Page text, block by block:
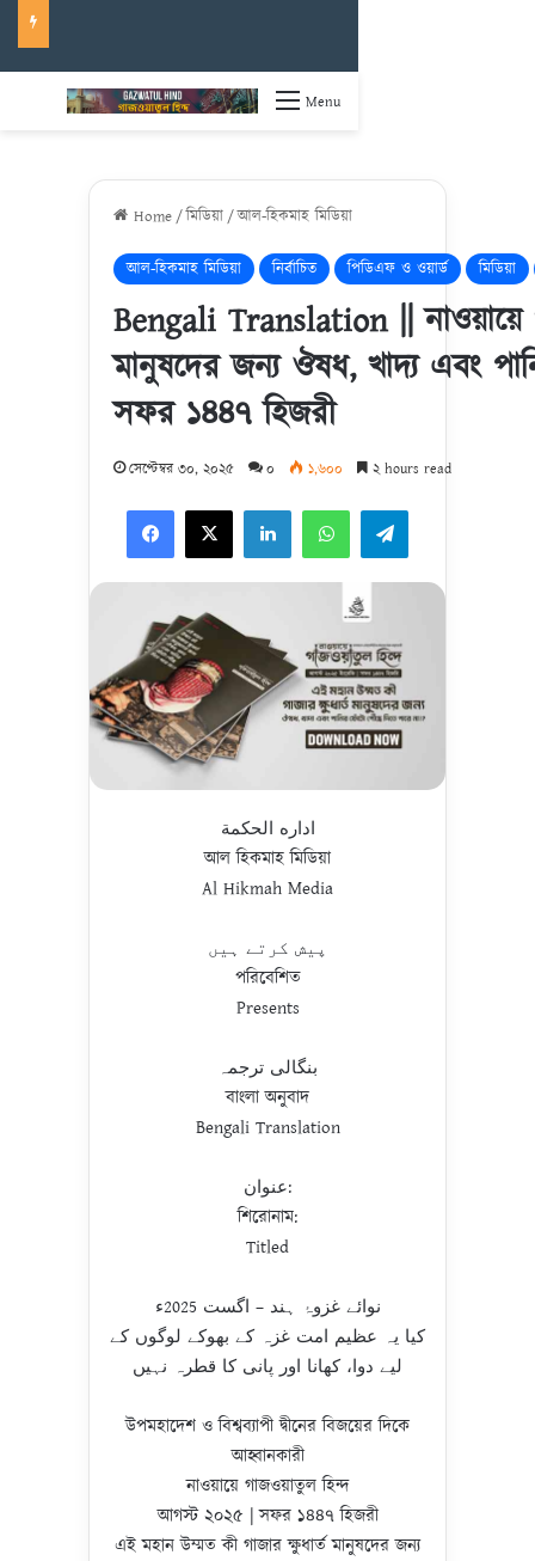
Menu
Home /মিডিয়া /আল-হিকমাহ মিডিয়া
আল-হিকমাহ মিডিয়া নির্বাচিত পিডিএফ ও ওয়ার্ড মিডিয়া
Bengali Translation || নাওয়ায়ে
মানুষদের জন্য ঔষধ, খাদ্য এবং
সফর ১৪৪৭ হিজরী
সেপ্টেম্বর ৩০, ২০২৫ ০ ১,৬০০ ২ hours read
اداره الحكمة
আল হিকমাহ মিডিয়া
Al Hikmah Media
پیش کرتے ہیں
পরিবেশিত
Presents
بنگالی ترجمہ
বাংলা অনুবাদ
Bengali Translation
عنوان:
শিরোনাম:
Titled
نوائے غزوۂ ہند – اگست 2025ء
کیا یہ عظیم امت غزہ کے بھوکے لوگوں کے
لیے دوا، کھانا اور پانی کا قطرہ نہیں
উপমহাদেশ ও বিশ্বব্যাপী দ্বীনের বিজয়ের দিকে
আহ্বানকারী
নাওয়ায়ে গাজওয়াতুল হিন্দ
আগস্ট ২০২৫ | সফর ১৪৪৭ হিজরী
এই মহান উম্মত কী গাজার ক্ষুধার্ত মানুষদের জন্য